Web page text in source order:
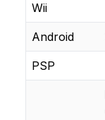
Wii
Android
PSP